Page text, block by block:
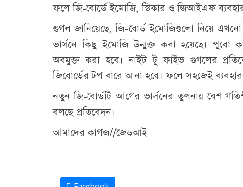
ফলে জি-বোর্ডে ইমোজি, স্টিকার ও জিআইএফ
গুগল জানিয়েছে, জি-বোর্ড ইমোজিগুলো নিয়ে
ভার্সনে কিছু ইমোজি উন্মুক্ত করা হয়েছে। পুরো
অবমুক্ত করা হবে। নাইট টু ফাইভ গুগলের
জিবোর্ডের টপ বারে আনা হবে। ফলে সহজেই
নতুন জি-বোর্ডটি আগের ভার্সনের তুলনায় বেশ
বলছে প্রতিবেদন।
আমাদের কাগজ//জেডআই